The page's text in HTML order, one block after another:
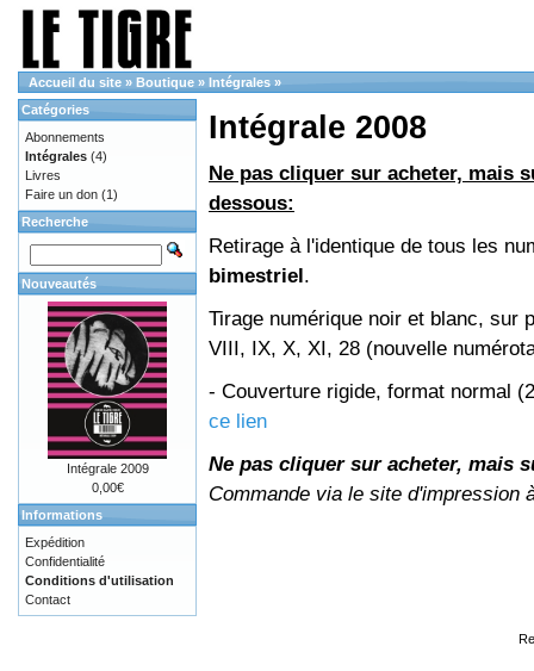
Accueil du site » Boutique » Intégrales »
Intégrale 2008
Ne pas cliquer sur acheter, mais
dessous:
Retirage à l'identique de tous les
bimestriel.
Tirage numérique noir et blanc, sur
VIII, IX, X, XI, 28 (nouvelle
- Couverture rigide, format normal
ce lien
Ne pas cliquer sur acheter, mais
Commande via le site d'impression
Catégories
Abonnements
Intégrales (4)
Livres
Faire un don (1)
Recherche
Nouveautés
Intégrale 2009
0,00€
Informations
Expédition
Confidentialité
Conditions d'utilisation
Contact